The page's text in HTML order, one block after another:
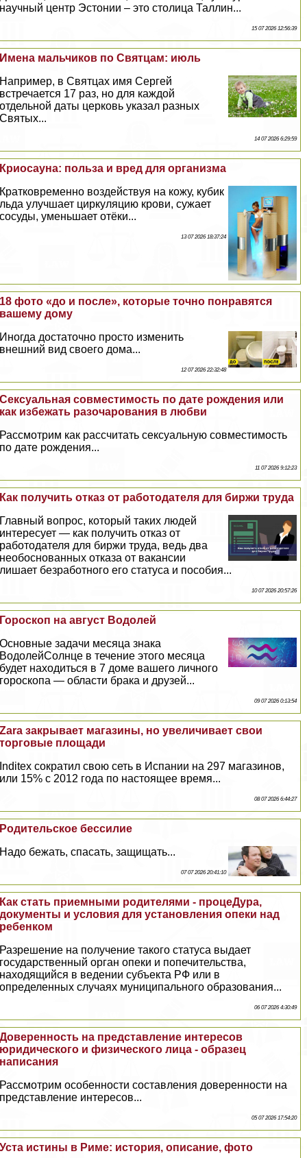
научный центр Эстонии – это столица Таллин...
15 07 2026 12:56:39
Имена мальчиков по Святцам: июль
Например, в Святцах имя Сергeй
встречается 17 раз, но для каждой
отдельной даты церковь указал разных
Святых...
14 07 2026 6:29:59
Криосауна: польза и вред для организма
Кратковременно воздействуя на кожу, кубик
льда улучшает циркуляцию крови, сужает
сосуды, уменьшает отёки...
13 07 2026 18:37:24
18 фото «до и после», которые точно понравятся
вашему дому
Иногда достаточно просто изменить
внешний вид своего дома...
12 07 2026 22:32:48
Сeкcуальная совместимость по дате рождения или
как избежать разочарования в любви
Рассмотрим как рассчитать ceкcуальную совместимость
по дате рождения...
11 07 2026 9:12:23
Как получить отказ от работодателя для биржи труда
Главный вопрос, который таких людей
интересует — как получить отказ от
работодателя для биржи труда, ведь два
необоснованных отказа от вакансии
лишает безработного его статуса и пособия...
10 07 2026 20:57:26
Гороскоп на август Водолей
Основные задачи месяца знака
ВодолейСолнце в течение этого месяца
будет находиться в 7 доме вашего личного
гороскопа — области бpaка и друзей...
09 07 2026 0:13:54
Zara закрывает магазины, но увеличивает свои
торговые площади
Inditex сократил свою сеть в Испании на 297 магазинов,
или 15% с 2012 года по настоящее время...
08 07 2026 6:44:27
Родительское бессилие
Надо бежать, спасать, защищать...
07 07 2026 20:41:10
Как стать приемными родителями - процеДypa,
документы и условия для установления опеки над
ребенком
Разрешение на получение такого статуса выдает
государственный орган опеки и попечительства,
находящийся в ведении субъекта РФ или в
определенных случаях муниципального образования...
06 07 2026 4:30:49
Доверенность на представление интересов
юридического и физического лица - образец
написания
Рассмотрим особенности составления доверенности на
представление интересов...
05 07 2026 17:54:20
Уста истины в Риме: история, описание, фото